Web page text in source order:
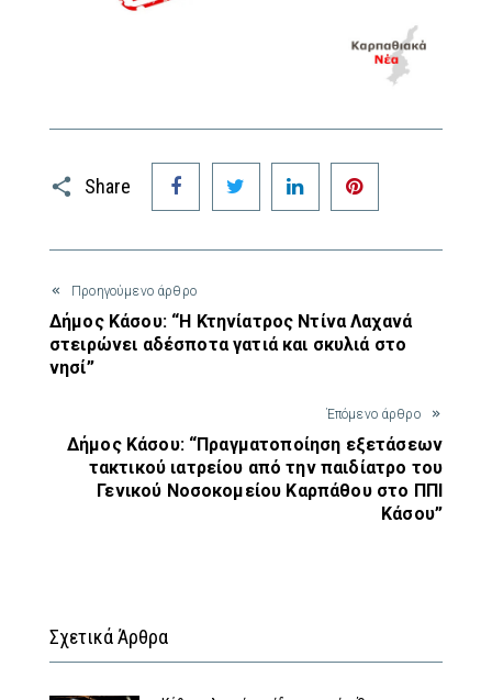
Share
Facebook Twitter LinkedIn
Προηγούμενο άρθρο
Δήμος Κάσου: “Η Κτηνίατρος Ντίνα Λαχανά
στειρώνει αδέσποτα γατιά και σκυλιά στο
νησί”
Έπόμενο άρθρο
Δήμος Κάσου: “Πραγματοποίηση εξετάσεων
τακτικού ιατρείου από την παιδίατρο του
Γενικού Νοσοκομείου Καρπάθου στο ΠΠΙ
Κάσου”
Σχετικά Άρθρα